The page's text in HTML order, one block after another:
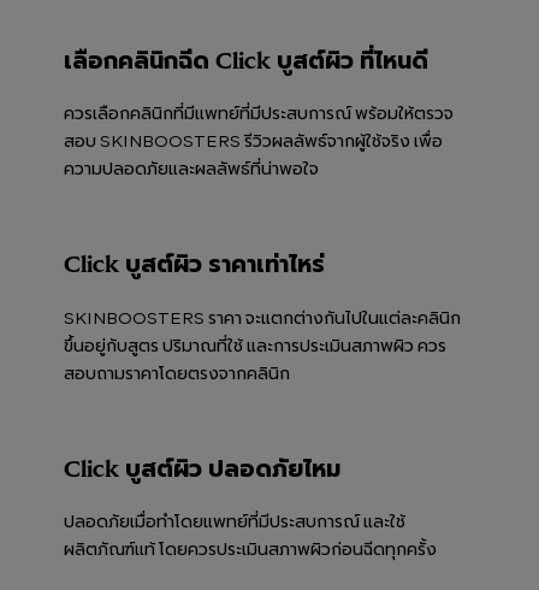
เลือกคลินิกฉีด Click บูสต์ผิว ที่ไหนดี
ควรเลือกคลินิกที่มีแพทย์ที่มีประสบการณ์ พร้อมให้ตรวจ
สอบ SKINBOOSTERS รีวิวผลลัพธ์จากผู้ใช้จริง เพื่อ
ความปลอดภัยและผลลัพธ์ที่น่าพอใจ
Click บูสต์ผิว ราคาเท่าไหร่
SKINBOOSTERS ราคา จะแตกต่างกันไปในแต่ละคลินิก
ขึ้นอยู่กับสูตร ปริมาณที่ใช้ และการประเมินสภาพผิว ควร
สอบถามราคาโดยตรงจากคลินิก
Click บูสต์ผิว ปลอดภัยไหม
ปลอดภัยเมื่อทำโดยแพทย์ที่มีประสบการณ์ และใช้
ผลิตภัณฑ์แท้ โดยควรประเมินสภาพผิวก่อนฉีดทุกครั้ง